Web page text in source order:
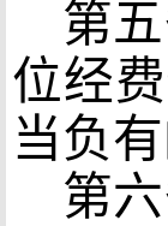
第
位经
当负
第